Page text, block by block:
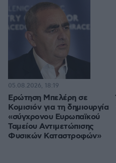
Ερώτηση Μπελέρη σε
Κομισιόν για τη δημιουργία
«σύγχρονου Ευρωπαϊκού
Ταμείου Αντιμετώπισης
Φυσικών Καταστροφών»
05.08.2026, 18:19